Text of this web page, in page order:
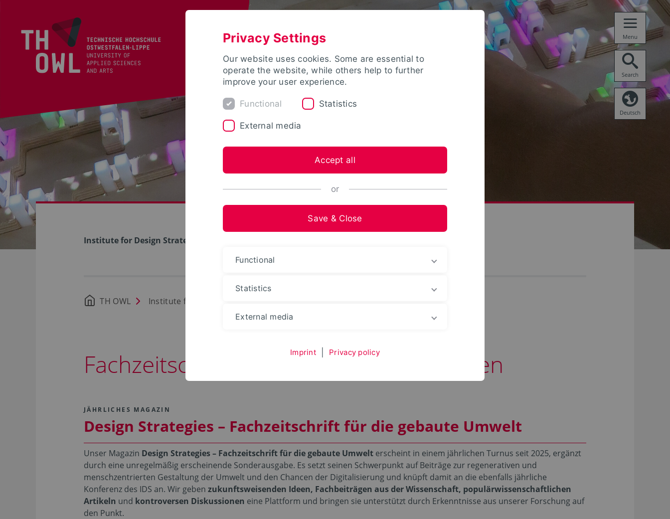
Menu
Search
Deutsch
Institute for Design Strategies
TH OWL Institute for Design Strategies
Fachzeitschriften und Veröffentlichungen
JÄHRLICHES MAGAZIN
Design Strategies – Fachzeitschrift für die gebaute Umwelt
Unser Magazin Design Strategies – Fachzeitschrift für die gebaute Umwelt erscheint in einem jährlichen Turnus seit 2025, ergänzt
durch eine unregelmäßig erscheinende Sonderausgabe. Es setzt seinen Schwerpunkt auf Beiträge zur regenerativen und
menschzentrierten Gestaltung der Umwelt und den Chancen der Digitalisierung und knüpft damit an die ebenfalls jährliche
Konferenz des IDS an. Wir geben zukunftsweisenden Ideen, Fachbeiträgen aus der Wissenschaft, populärwissenschaftlichen
Artikeln und kontroversen Diskussionen eine Plattform und bringen sie unterstützt durch Erkenntnisse aus unserer Forschung auf
den Punkt.
Privacy Settings
Our website uses cookies. Some are essential to
operate the website, while others help to further
improve your user experience.
Functional Statistics
External media
Accept all
or
Save & Close
Functional
Statistics
External media
Imprint Privacy policy